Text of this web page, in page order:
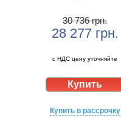
30 736 грн.
28 277грн.
с НДС цену уточняйте
Купить в рассрочку